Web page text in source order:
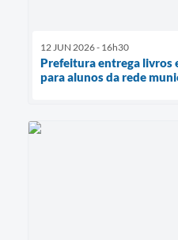
12 JUN 2026 - 16h30
Prefeitura entrega livros
para alunos da rede